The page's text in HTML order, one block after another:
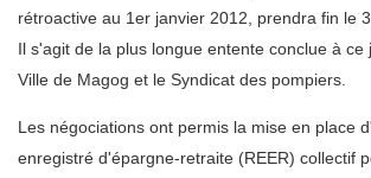
rétroactive au 1er janvier 2012, prendra fin le
Il s'agit de la plus longue entente conclue à ce
Ville de Magog et le Syndicat des pompiers.
Les négociations ont permis la mise en place
enregistré d'épargne-retraite (REER) collectif